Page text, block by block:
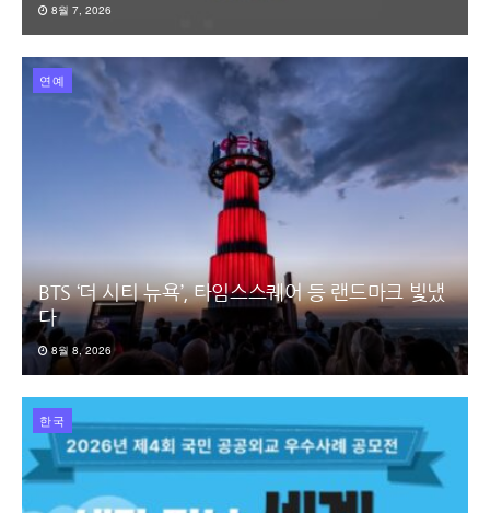
8월 7, 2026
연예
BTS ‘더 시티 뉴욕’, 타임스스퀘어 등 랜드마크 빛냈
다
8월 8, 2026
한국